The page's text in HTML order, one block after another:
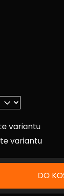
variantu
variantu
DO